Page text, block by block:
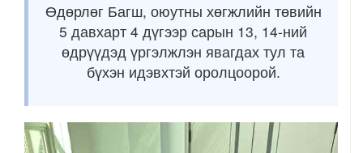
Өдөрлөг Багш, оюутны хөгжлийн төвийн
5 давхарт 4 дүгээр сарын 13, 14-ний
өдрүүдэд үргэлжлэн явагдах тул та
бүхэн идэвхтэй оролцоорой.